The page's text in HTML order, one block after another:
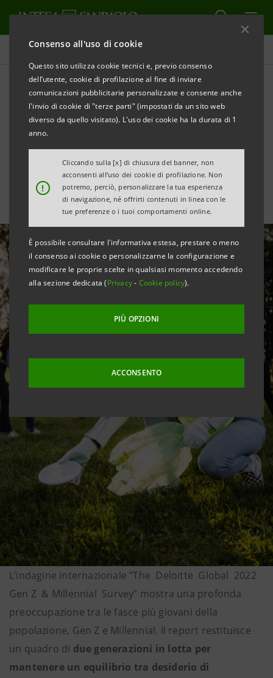
Consenso all'uso di cookie
Questo sito utilizza cookie tecnici e, previo consenso
dell’utente, cookie di profilazione al fine di inviare
comunicazioni pubblicitarie personalizzate e consente anche
l'invio di cookie di "terze parti" (impostati da un sito web
diverso da quello visitato). L'uso dei cookie ha la durata di 1
anno.
!
Cliccando sulla [x] di chiusura del banner, non
acconsenti all’uso dei cookie di profilazione. Non
potremo, perciò, personalizzare la tua esperienza
di navigazione, né offrirti contenuti in linea con le
tue preferenze o i tuoi comportamenti online.
È possibile consultare l'informativa estesa, prestare o meno
il consenso ai cookie o personalizzarne la configurazione e
modificare le proprie scelte in qualsiasi momento accedendo
alla sezione dedicata (Privacy- Cookie policy).
PIÙ OPZIONI
ACCONSENTO
Ricerche Comportamentali
Gen Z e Millennial: cosa
dicono su ambiente, costo
della vita e lavoro
L’indagine internazionale ”The Deloitte Global 2022
Gen Z & Millennial Survey” mostra una profonda
preoccupazione tra le fasce più giovani della
popolazione, Gen Z e Millennial. Il report restituisce
un quadro di due generazioni in lotta per
mantenere un equilibrio tra desiderio di